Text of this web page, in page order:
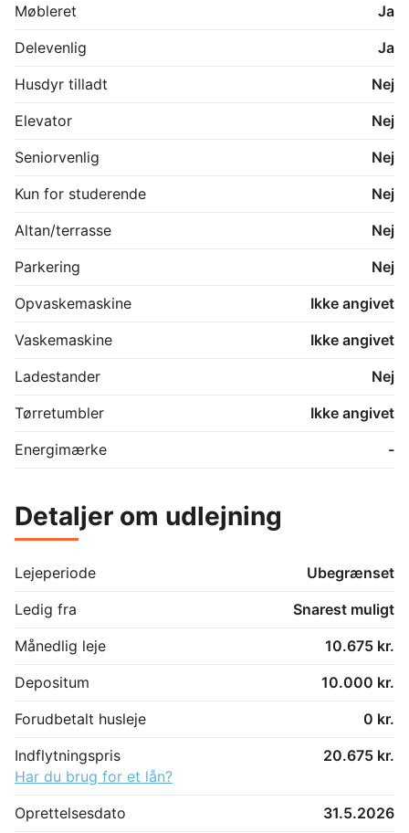
Møbleret
Ja
Delevenlig
Ja
Husdyr tilladt
Nej
Elevator
Nej
Seniorvenlig
Nej
Kun for studerende
Nej
Altan/terrasse
Nej
Parkering
Nej
Opvaskemaskine
Ikke angivet
Vaskemaskine
Ikke angivet
Ladestander
Nej
Tørretumbler
Ikke angivet
Energimærke
-
Detaljer om udlejning
Lejeperiode
Ubegrænset
Ledig fra
Snarest muligt
Månedlig leje
10.675 kr.
Depositum
10.000 kr.
Forudbetalt husleje
0 kr.
Indflytningspris
20.675 kr.
Har du brug for et lån?
Oprettelsesdato
31.5.2026